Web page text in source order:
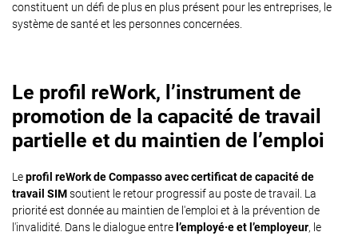
constituent un défi de plus en plus présent pour les entreprises, le
système de santé et les personnes concernées.
Le profil reWork, l’instrument de
promotion de la capacité de travail
partielle et du maintien de l’emploi
Leprofil reWork de Compasso avec certificat de capacité de
travail SIMsoutient le retour progressif au poste de travail. La
priorité est donnée au maintien de l'emploi et à la prévention de
l'invalidité. Dans le dialogue entre l’employé·e et l’employeur, le